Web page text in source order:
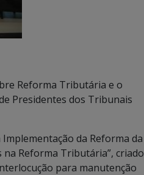
Reforma Tributária e o
Presidentes dos Tribunais
da Reforma da
Reforma Tributária”, criado
para manutenção